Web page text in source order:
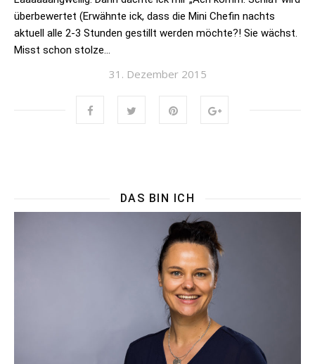
überbewertet (Erwähnte ick, dass die Mini Chefin nachts
aktuell alle 2-3 Stunden gestillt werden möchte?! Sie wächst.
Misst schon stolze…
31. Dezember 2015
DAS BIN ICH